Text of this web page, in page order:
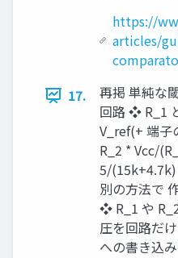
https://
articles/
17.
再掲 単純な
回路 ❖ R_1
V_ref(+ 端子
R_2 * Vcc/
5/
別の方法で
❖ R_1 や
圧を回路だ
への書き込